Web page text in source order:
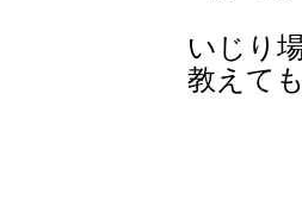
いじり
教えて